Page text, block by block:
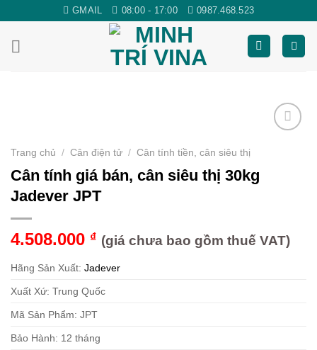
content
GMAIL 08:00 - 17:00 0987.468.523
Trang chủ / Cân điện tử / Cân tính tiền, cân siêu thị
Cân tính giá bán, cân siêu thị 30kg
Jadever JPT
4.508.000 ₫ (giá chưa bao gồm thuế VAT)
Hãng Sản Xuất: Jadever
Xuất Xứ: Trung Quốc
Mã Sản Phẩm: JPT
Bảo Hành: 12 tháng